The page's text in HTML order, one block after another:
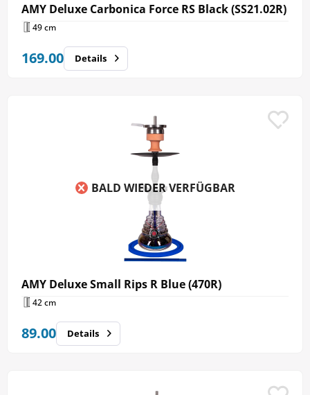
AMY Deluxe Carbonica Force RS Black (SS21.02R)
49 cm
169.00 Details
BALD WIEDER VERFÜGBAR
AMY Deluxe Small Rips R Blue (470R)
42 cm
89.00 Details